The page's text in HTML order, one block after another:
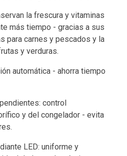
la frescura y vitaminas
más tiempo - gracias a sus
para carnes y pescados y la
y verduras.
automática - ahorra tiempo
control
y del congelador - evita
LED: uniforme y